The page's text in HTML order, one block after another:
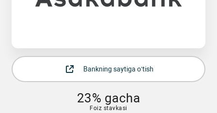
Bankning saytiga o‘tish
23% gacha
Foiz stavkasi